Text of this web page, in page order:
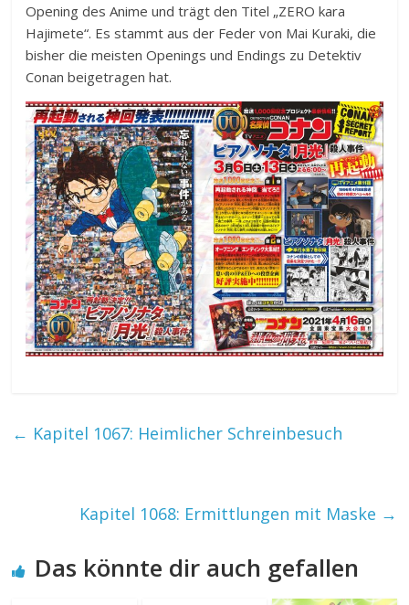
Opening des Anime und trägt den Titel „ZERO kara
Hajimete“. Es stammt aus der Feder von Mai Kuraki, die
bisher die meisten Openings und Endings zu Detektiv
Conan beigetragen hat.
← Kapitel 1067: Heimlicher Schreinbesuch
Kapitel 1068: Ermittlungen mit Maske →
Das könnte dir auch gefallen